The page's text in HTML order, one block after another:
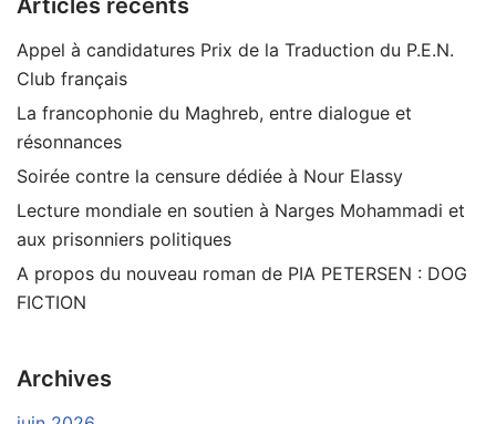
Articles récents
Appel à candidatures Prix de la Traduction du P.E.N.
Club français
La francophonie du Maghreb, entre dialogue et
résonnances
Soirée contre la censure dédiée à Nour Elassy
Lecture mondiale en soutien à Narges Mohammadi et
aux prisonniers politiques
A propos du nouveau roman de PIA PETERSEN : DOG
FICTION
Archives